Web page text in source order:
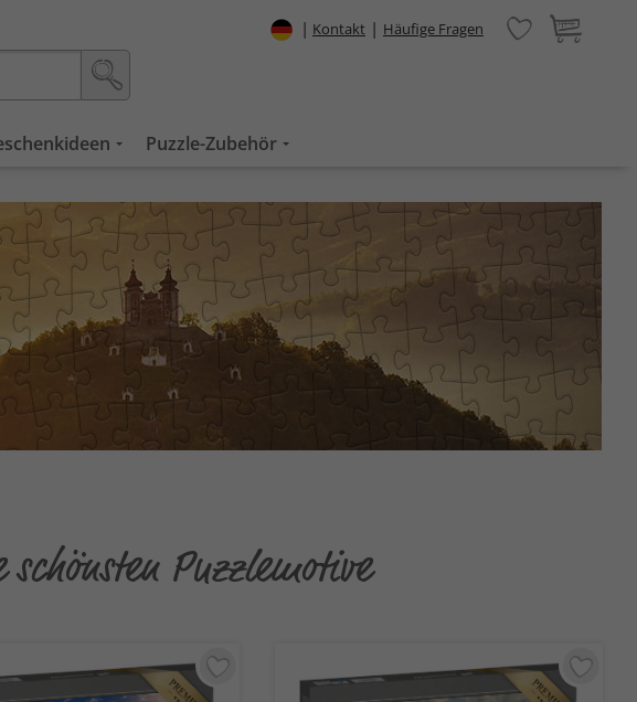
| Kontakt | Häufige Fragen
Puzzle-Zubehör
Puzzlemotive